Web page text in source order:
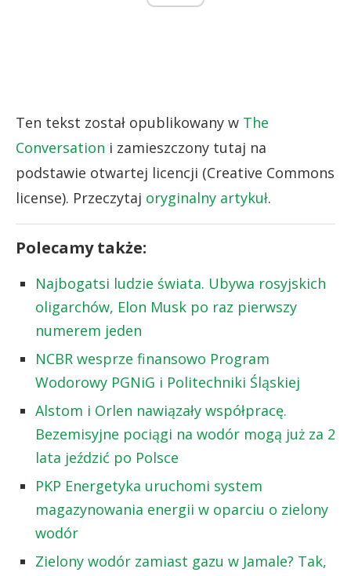
Ten tekst został opublikowany w The
Conversation i zamieszczony tutaj na
podstawie otwartej licencji (Creative Commons
license). Przeczytaj oryginalny artykuł.
Polecamy także:
Najbogatsi ludzie świata. Ubywa rosyjskich
oligarchów, Elon Musk po raz pierwszy
numerem jeden
NCBR wesprze finansowo Program
Wodorowy PGNiG i Politechniki Śląskiej
Alstom i Orlen nawiązały współpracę.
Bezemisyjne pociągi na wodór mogą już za 2
lata jeździć po Polsce
PKP Energetyka uruchomi system
magazynowania energii w oparciu o zielony
wodór
Zielony wodór zamiast gazu w Jamale? Tak,